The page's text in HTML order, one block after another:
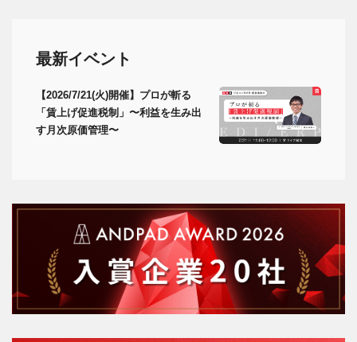
最新イベント
【2026/7/21(火)開催】プロが斬る
「賃上げ促進税制」〜利益を生み出
す月次原価管理〜